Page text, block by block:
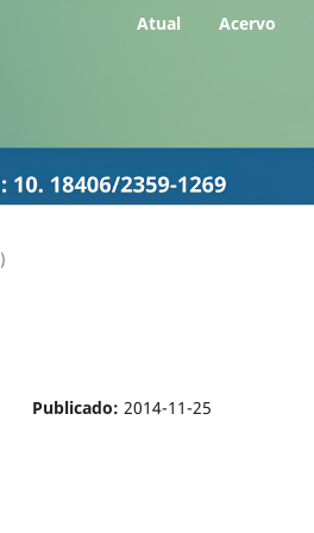
Atual Acervo
Publicado: 2014-11-25